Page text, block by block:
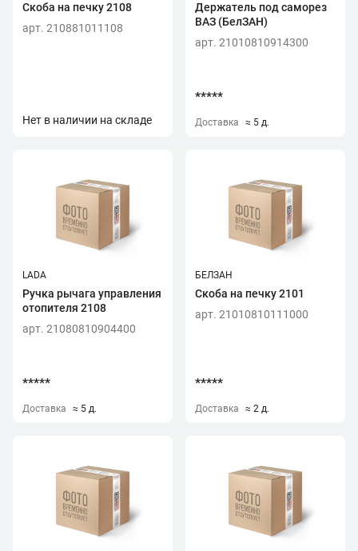
Скоба на печку 2108
арт. 210881011108
Нет в наличии на складе
Держатель под саморез
ВАЗ (БелЗАН)
арт. 21010810914300
*****
Доставка ≈ 5 д.
LADA
Ручка рычага управления
отопителя 2108
арт. 21080810904400
*****
Доставка ≈ 5 д.
БЕЛЗАН
Скоба на печку 2101
арт. 21010810111000
*****
Доставка ≈ 2 д.